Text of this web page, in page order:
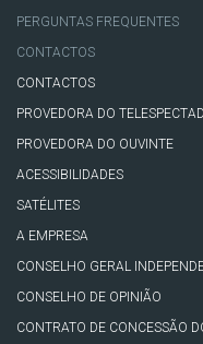
PERGUNTAS FREQUENTES
CONTACTOS
CONTACTOS
PROVEDORA DO
PROVEDORA DO OUVINTE
ACESSIBILIDADES
SATÉLITES
A EMPRESA
CONSELHO GERAL
CONSELHO DE OPINIÃO
CONTRATO DE CONCESSÃO